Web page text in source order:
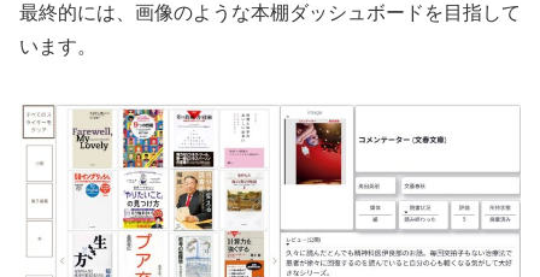
最終的には、画像のような本棚ダッシュボードを目指して
います。